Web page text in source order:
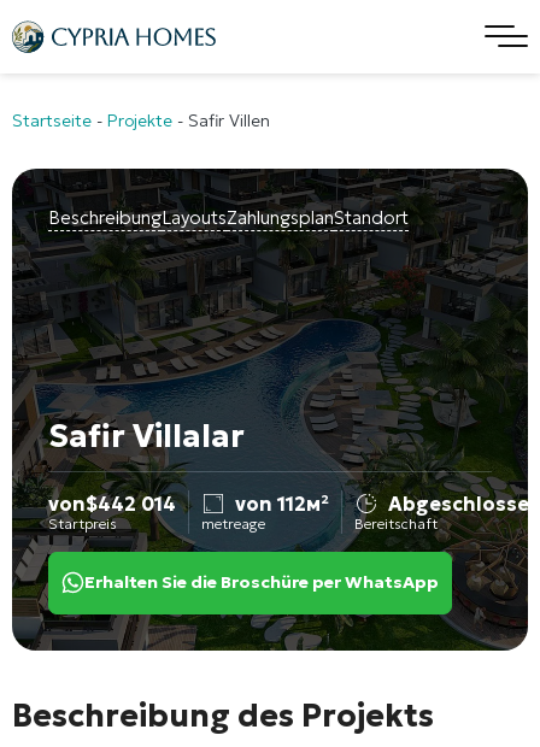
Startseite - Projekte - Safir Villen
BeschreibungLayoutsZahlungsplanStandort
Safir Villalar
von$442 014
Startpreis
von 112м²
metreage Bereitschaft
Erhalten Sie die Broschüre per WhatsApp
Beschreibung des Projekts